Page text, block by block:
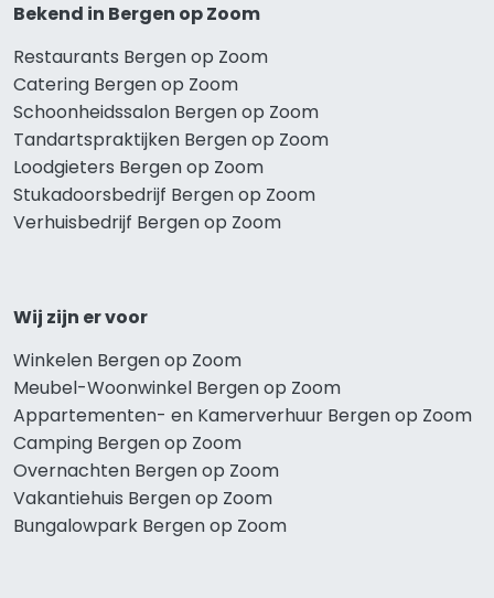
Bekend in Bergen op Zoom
Restaurants Bergen op Zoom
Catering Bergen op Zoom
Schoonheidssalon Bergen op Zoom
Tandartspraktijken Bergen op Zoom
Loodgieters Bergen op Zoom
Stukadoorsbedrijf Bergen op Zoom
Verhuisbedrijf Bergen op Zoom
Wij zijn er voor
Winkelen Bergen op Zoom
Meubel-Woonwinkel Bergen op Zoom
Appartementen- en Kamerverhuur Bergen op Zoom
Camping Bergen op Zoom
Overnachten Bergen op Zoom
Vakantiehuis Bergen op Zoom
Bungalowpark Bergen op Zoom